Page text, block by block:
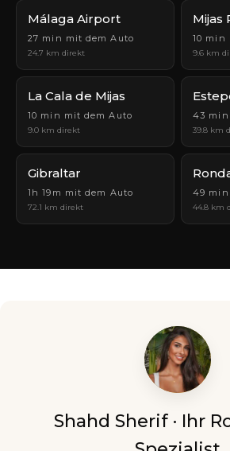
Málaga Airport
27 min mit dem Auto
24.7 km direkt
Mijas
10 min
9.6 km
La Cala de Mijas
10 min mit dem Auto
9.0 km direkt
43
39.8 km
Gibraltar
1h 19m mit dem Auto
72.1 km direkt
49
44.8 km
Shahd Sherif · Ihr